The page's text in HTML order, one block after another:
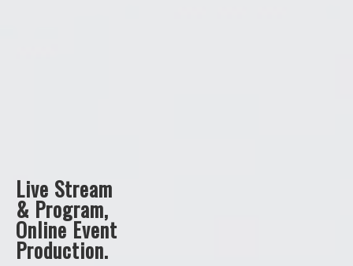
Live Stream
& Program,
Online Event
Production.